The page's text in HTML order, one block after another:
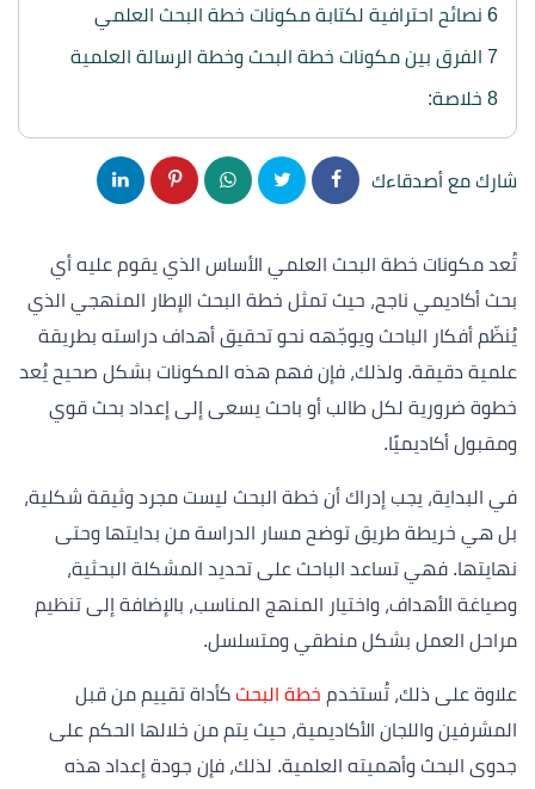
6 نصائح احترافية لكتابة مكونات خطة البحث العلمي
7 الفرق بين مكونات خطة البحث وخطة الرسالة العلمية
8 خلاصة:
شارك مع أصدقاءك
تُعد مكونات خطة البحث العلمي الأساس الذي يقوم عليه أي
بحث أكاديمي ناجح، حيث تمثل خطة البحث الإطار المنهجي الذي
يُنظّم أفكار الباحث ويوجّهه نحو تحقيق أهداف دراسته بطريقة
علمية دقيقة. ولذلك، فإن فهم هذه المكونات بشكل صحيح يُعد
خطوة ضرورية لكل طالب أو باحث يسعى إلى إعداد بحث قوي
ومقبول أكاديميًا.
في البداية، يجب إدراك أن خطة البحث ليست مجرد وثيقة شكلية،
بل هي خريطة طريق توضح مسار الدراسة من بدايتها وحتى
نهايتها. فهي تساعد الباحث على تحديد المشكلة البحثية،
وصياغة الأهداف، واختيار المنهج المناسب، بالإضافة إلى تنظيم
مراحل العمل بشكل منطقي ومتسلسل.
علاوة على ذلك، تُستخدم خطة البحث كأداة تقييم من قبل
المشرفين واللجان الأكاديمية، حيث يتم من خلالها الحكم على
جدوى البحث وأهميته العلمية. لذلك، فإن جودة إعداد هذه